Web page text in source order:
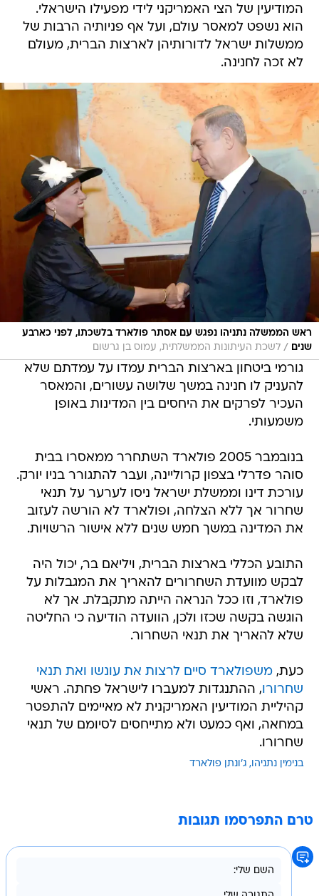
המודיעין של הצי האמריקני לידי מפעילו הישראלי.
הוא נשפט למאסר עולם, ועל אף פניותיה הרבות של
ממשלות ישראל לדורותיהן לארצות הברית, מעולם
לא זכה לחנינה.
ראש הממשלה נתניהו נפגש עם אסתר פולארד בלשכתו, לפני כארבע
שנים
/ לשכת העיתונות הממשלתית, עמוס בן גרשום
גורמי ביטחון בארצות הברית עמדו על עמדתם שלא
להעניק לו חנינה במשך שלושה עשורים, והמאסר
העכיר לפרקים את היחסים בין המדינות באופן
משמעותי.
בנובמבר 2005 פולארד השתחרר ממאסרו בבית
סוהר פדרלי בצפון קרוליינה, ועבר להתגורר בניו יורק.
עורכת דינו וממשלת ישראל ניסו לערער על תנאי
שחרור אך ללא הצלחה, ופולארד לא הורשה לעזוב
את המדינה במשך חמש שנים ללא אישור הרשויות.
התובע הכללי בארצות הברית, ויליאם בר, יכול היה
לבקש מוועדת השחרורים להאריך את המגבלות על
פולארד, וזו ככל הנראה הייתה מתקבלת. אך לא
הוגשה בקשה שכזו ולכן, הוועדה הודיעה כי החליטה
שלא להאריך את תנאי השחרור.
כעת,משפולארד סיים לרצות את עונשו ואת תנאי
שחרורו, ההתנגדות למעברו לישראל פחתה. ראשי
קהיליית המודיעין האמריקנית לא מאיימים להתפטר
במחאה, ואף כמעט ולא מתייחסים לסיומם של תנאי
שחרורו.
בנימין נתניהו ג'ונתן פולארד
טרם התפרסמו תגובות